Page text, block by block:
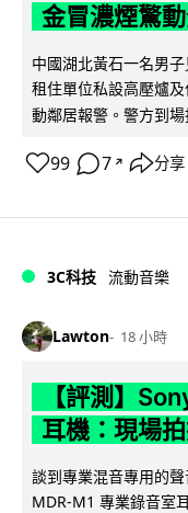
金冒濃煙驚
中國湖北黃石一名男
租住單位私設高壓爐
動鄰居報警。警方到
99 7 ↗ 分享
3C科技 流動音樂
Lawton 18 小時
【評測】
耳機：現場
談到專業混音專用的
MDR-M1 專業錄音室